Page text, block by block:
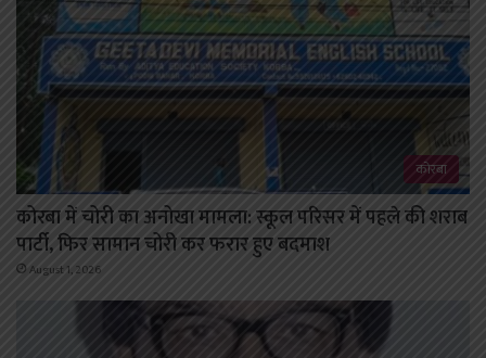
कोरबा
कोरबा में चोरी का अनोखा मामला: स्कूल परिसर में पहले की शराब
पार्टी, फिर सामान चोरी कर फरार हुए बदमाश
August 1, 2026